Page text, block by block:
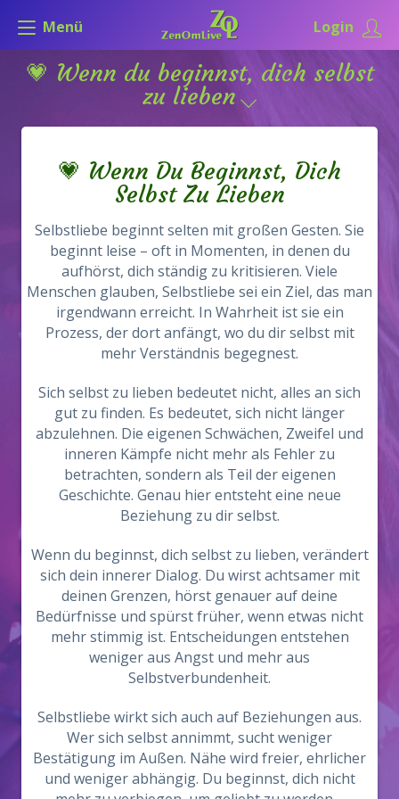
Menü Login
💗 Wenn du beginnst, dich selbst
zu lieben
💗 Wenn Du Beginnst, Dich
Selbst Zu Lieben
Selbstliebe beginnt selten mit großen Gesten. Sie
beginnt leise – oft in Momenten, in denen du
aufhörst, dich ständig zu kritisieren. Viele
Menschen glauben, Selbstliebe sei ein Ziel, das man
irgendwann erreicht. In Wahrheit ist sie ein
Prozess, der dort anfängt, wo du dir selbst mit
mehr Verständnis begegnest.
Sich selbst zu lieben bedeutet nicht, alles an sich
gut zu finden. Es bedeutet, sich nicht länger
abzulehnen. Die eigenen Schwächen, Zweifel und
inneren Kämpfe nicht mehr als Fehler zu
betrachten, sondern als Teil der eigenen
Geschichte. Genau hier entsteht eine neue
Beziehung zu dir selbst.
Wenn du beginnst, dich selbst zu lieben, verändert
sich dein innerer Dialog. Du wirst achtsamer mit
deinen Grenzen, hörst genauer auf deine
Bedürfnisse und spürst früher, wenn etwas nicht
mehr stimmig ist. Entscheidungen entstehen
weniger aus Angst und mehr aus
Selbstverbundenheit.
Selbstliebe wirkt sich auch auf Beziehungen aus.
Wer sich selbst annimmt, sucht weniger
Bestätigung im Außen. Nähe wird freier, ehrlicher
und weniger abhängig. Du beginnst, dich nicht